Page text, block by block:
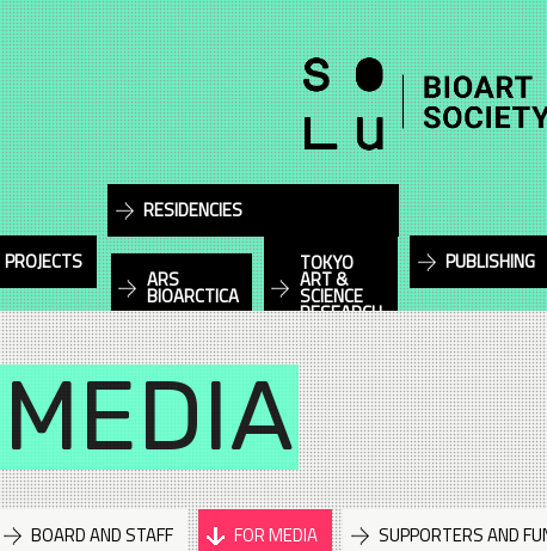
PROJECTS
RESIDENCIES
ARS
BIOARCTICA
TOKYO
ART &
SCIENCE
RESEARCH
PUBLISHING
BOARD AND STAFF FOR MEDIA SUPPORTERS AND